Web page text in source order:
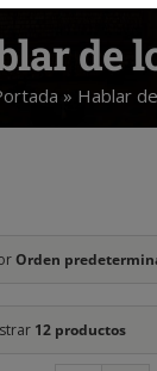
de
» Hablar
Orden
12 productos